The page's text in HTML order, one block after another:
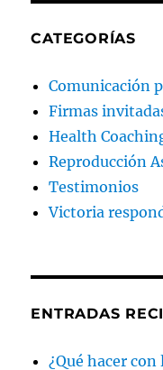
CATEGORÍAS
Comunicación
Firmas
Health
Reproducción
Testimonios
Victoria
ENTRADAS
¿Qué hacer